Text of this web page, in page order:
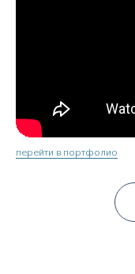
перейти в портфолио